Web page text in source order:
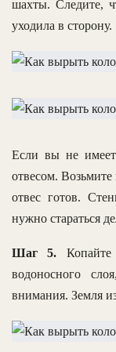
шахты. Следите,
уходила в сторону.
Если вы не
отвесом.
отвес готов.
нужно стараться
Шаг 5.
водоносного
внимания. Земля